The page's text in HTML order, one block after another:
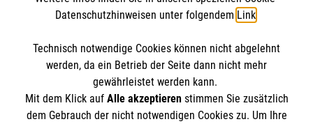
Newsletter abonnieren
Cookies verwalten|AGB|Impressum|Datenschutz
Barrierefreiheit |Kontakt| Sharepoint|Mediathek
Datenschutzhinweisen unter folgendem Link.
Technisch notwendige Cookies können nicht abgelehnt
werden, da ein Betrieb der Seite dann nicht mehr
gewährleistet werden kann.
Mit dem Klick auf Alle akzeptierenstimmen Sie zusätzlich
dem Gebrauch der nicht notwendigen Cookies zu. Um Ihre